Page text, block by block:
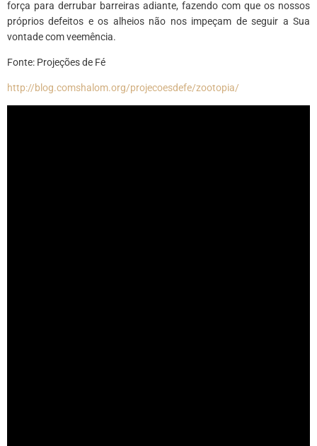
força para derrubar barreiras adiante, fazendo com que os nossos
próprios defeitos e os alheios não nos impeçam de seguir a Sua
vontade com veemência.
Fonte: Projeções de Fé
http://blog.comshalom.org/projecoesdefe/zootopia/